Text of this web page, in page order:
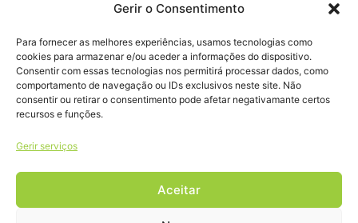
Gerir o Consentimento
Para fornecer as melhores experiências, usamos tecnologias como
cookies para armazenar e/ou aceder a informações do dispositivo.
Consentir com essas tecnologias nos permitirá processar dados, como
comportamento de navegação ou IDs exclusivos neste site. Não
consentir ou retirar o consentimento pode afetar negativamante certos
recursos e funções.
Gerir serviços
Aceitar
Recebe ofertas exclusivas,
novidades e dicas imperdíveis
diretamente no teu e-mail.
Livro de reclamações